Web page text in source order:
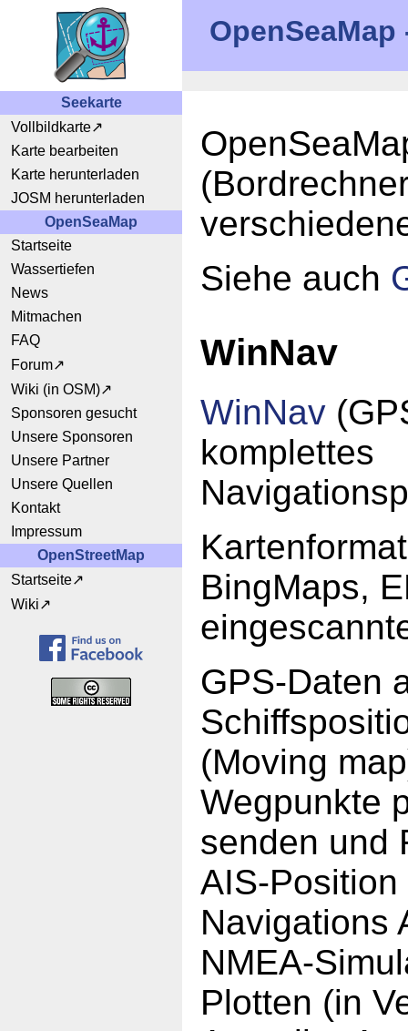
Seekarte
Vollbildkarte
Karte bearbeiten
Karte herunterladen
JOSM herunterladen
OpenSeaMap
Startseite
Wassertiefen
News
Mitmachen
FAQ
Forum
Wiki (in OSM)
Sponsoren gesucht
Unsere Sponsoren
Unsere Partner
Unsere Quellen
Kontakt
Impressum
OpenStreetMap
Startseite
Wiki
Siehe auch
WinNav
WinNav
komplettes
BingMaps,
GPS-Daten
(Moving
Wegpunkte
senden und
AIS-
Navigations
NMEA-
Plotten (in